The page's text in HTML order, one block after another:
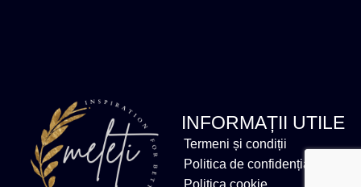
INFORMAȚII UTILE
Termeni și condiții
Politica de confidențialitate
Politica cookie